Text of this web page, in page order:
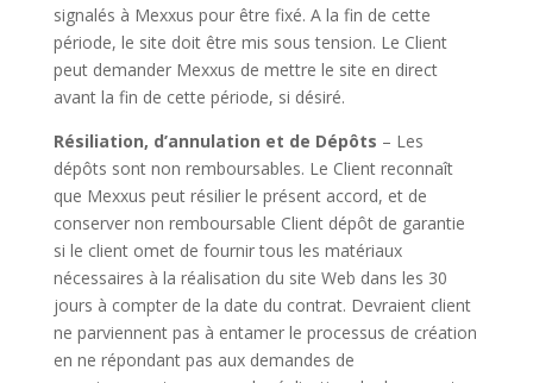
signalés à Mexxus pour être fixé. A la fin de cette
période, le site doit être mis sous tension. Le Client
peut demander Mexxus de mettre le site en direct
avant la fin de cette période, si désiré.
Résiliation, d’annulation et de Dépôts – Les
dépôts sont non remboursables. Le Client reconnaît
que Mexxus peut résilier le présent accord, et de
conserver non remboursable Client dépôt de garantie
si le client omet de fournir tous les matériaux
nécessaires à la réalisation du site Web dans les 30
jours à compter de la date du contrat. Devraient client
ne parviennent pas à entamer le processus de création
en ne répondant pas aux demandes de